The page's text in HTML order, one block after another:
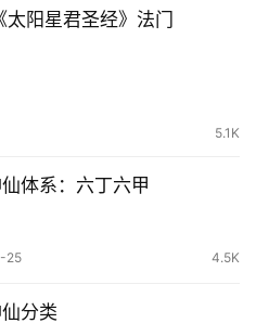
阳星君圣经》法门
5.1K
体系：六丁六甲
25 4.5K
分类